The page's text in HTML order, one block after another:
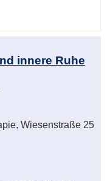
innere Ruhe
Wiesenstraße 25